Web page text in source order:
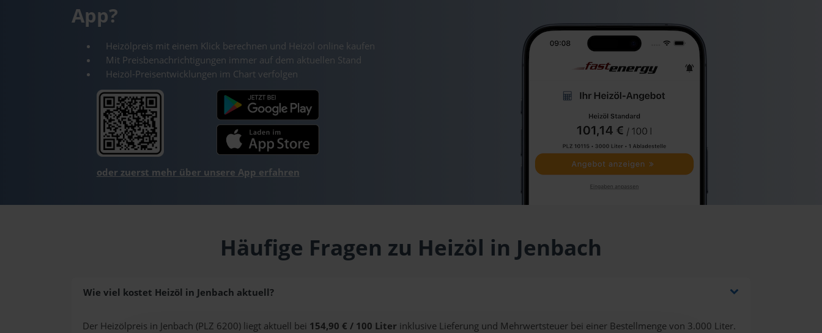
App?
Heizölpreis mit einem Klick berechnen und Heizöl online kaufen
Mit Preisbenachrichtigungen immer auf dem aktuellen Stand
Heizöl-Preisentwicklungen im Chart verfolgen
oder zuerst mehr über unsere App erfahren
Häufige Fragen zu Heizöl in Jenbach
Wie viel kostet Heizöl in Jenbach aktuell?
Der Heizölpreis in Jenbach (PLZ 6200) liegt aktuell bei 154,90 € / 100 Liter inklusive Lieferung und Mehrwertsteuer bei einer Bestellmenge von 3.000 Liter.